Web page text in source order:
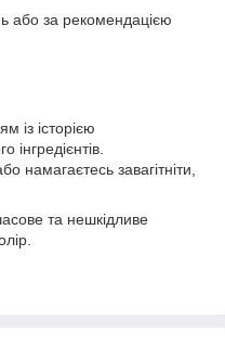
або за рекомендацією
із історією
інгредієнтів.
намагаєтесь завагітніти,
та нешкідливе